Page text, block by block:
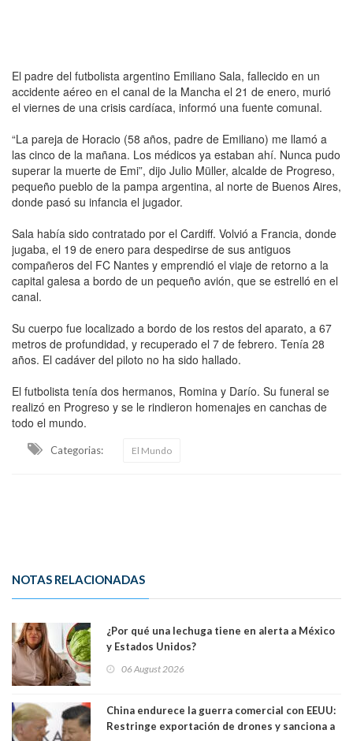
El padre del futbolista argentino Emiliano Sala, fallecido en un
accidente aéreo en el canal de la Mancha el 21 de enero, murió
el viernes de una crisis cardíaca, informó una fuente comunal.
“La pareja de Horacio (58 años, padre de Emiliano) me llamó a
las cinco de la mañana. Los médicos ya estaban ahí. Nunca pudo
superar la muerte de Emi”, dijo Julio Müller, alcalde de Progreso,
pequeño pueblo de la pampa argentina, al norte de Buenos Aires,
donde pasó su infancia el jugador.
Sala había sido contratado por el Cardiff. Volvió a Francia, donde
jugaba, el 19 de enero para despedirse de sus antiguos
compañeros del FC Nantes y emprendió el viaje de retorno a la
capital galesa a bordo de un pequeño avión, que se estrelló en el
canal.
Su cuerpo fue localizado a bordo de los restos del aparato, a 67
metros de profundidad, y recuperado el 7 de febrero. Tenía 28
años. El cadáver del piloto no ha sido hallado.
El futbolista tenía dos hermanos, Romina y Darío. Su funeral se
realizó en Progreso y se le rindieron homenajes en canchas de
todo el mundo.
Categorias: El Mundo
NOTAS RELACIONADAS
¿Por qué una lechuga tiene en alerta a México
y Estados Unidos?
06 August 2026
China endurece la guerra comercial con EEUU:
Restringe exportación de drones y sanciona a